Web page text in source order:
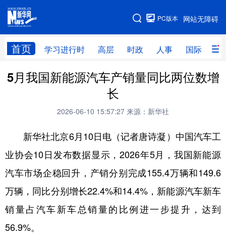
网站无障碍
PC版本
首页 学习进行时 高层 时政 人事 国际 财
网站地图
学习进行时 高层 时政 人事
全球连线
科技 科创 量子 体育
文化 书画 健康 军事
法律 中央文件 金融 汽车
食品
5月我国新能源汽车产销量同比两位数增
长
2026-06-10 15:57:27 来源：新华社
新华社北京6月10日电（记者唐诗凝）中国汽车工
业协会10日发布数据显示，2026年5月，我国新能源
汽车市场企稳回升，产销分别完成155.4万辆和149.6
万辆，同比分别增长22.4%和14.4%，新能源汽车新车
销量占汽车新车总销量的比例进一步提升，达到
56.9%。